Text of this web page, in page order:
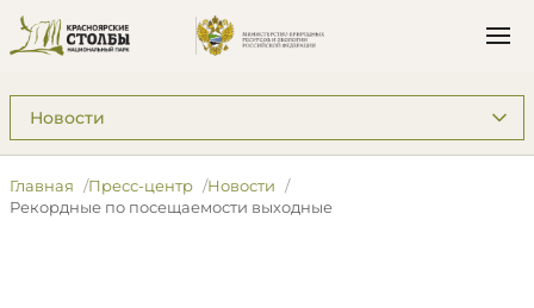
Подразделы: Пресс-центр
Главная Пресс-центр
Новости
Рекордные по посещаемости выходные